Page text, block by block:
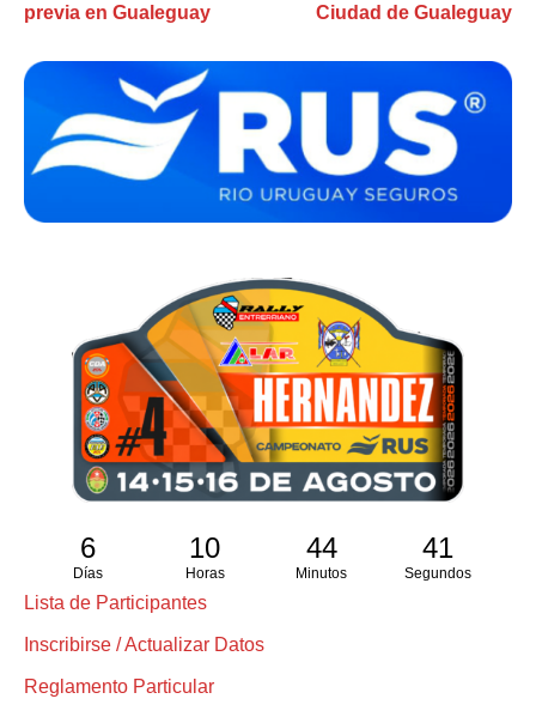
previa en Gualeguay
Ciudad de Gualeguay
6
Días
10
Horas
44
Minutos
40
Segundos
Lista de Participantes
Inscribirse / Actualizar Datos
Reglamento Particular